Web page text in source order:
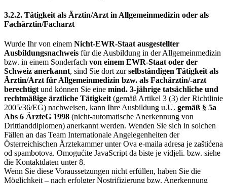
3.2.2. Tätigkeit als Ärztin/Arzt in Allgemeinmedizin oder als
Fachärztin/Facharzt
Wurde Ihr von einem Nicht-EWR-Staat ausgestellter
Ausbildungsnachweis für die Ausbildung in der Allgemeinmedizin
bzw. in einem Sonderfach von einem EWR-Staat oder der
Schweiz anerkannt, sind Sie dort zurselbständigen Tätigkeit als
Ärztin/Arzt für Allgemeinmedizin bzw. als Fachärztin/-arzt
berechtigt und können Sie eine mind. 3-jährige tatsächliche und
rechtmäßige ärztliche Tätigkeit (gemäß Artikel 3 (3) der Richtlinie
2005/36/EG) nachweisen, kann Ihre Ausbildung u.U. gemäß § 5a
Abs 6 ÄrzteG 1998 (nicht-automatische Anerkennung von
Drittlanddiplomen) anerkannt werden. Wenden Sie sich in solchen
Fällen an das Team Internationale Angelegenheiten der
Österreichischen Ärztekammer unterOva e-maila adresa je zaštićena
od spambotova. Omogućite JavaScript da biste je vidjeli. bzw. siehe
die Kontaktdaten unter 8.
Wenn Sie diese Voraussetzungen nicht erfüllen, haben Sie die
Möglichkeit – nach erfolgter Nostrifizierung bzw. Anerkennung